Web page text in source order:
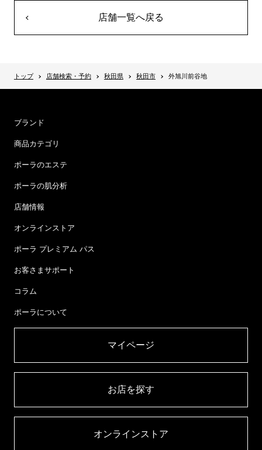
店舗一覧へ戻る
トップ 店舗検索・予約 秋田県 秋田市 外旭川前谷地
ブランド
商品カテゴリ
ポーラのエステ
ポーラの肌分析
店舗情報
オンラインストア
ポーラ プレミアム パス
お客さまサポート
コラム
ポーラについて
マイページ​
お店を探す​
オンラインストア​